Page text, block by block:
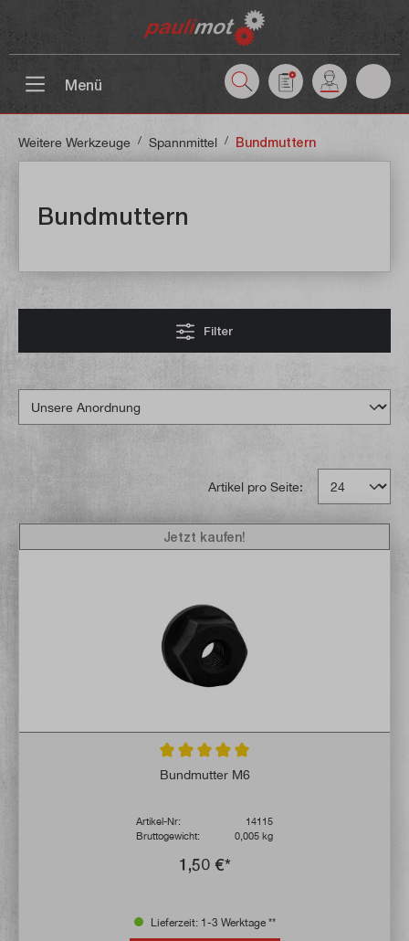
Menü
Weitere Werkzeuge / Spannmittel / Bundmuttern
Bundmuttern
Filter
Artikel pro Seite:
Durchschnittliche Bewertung von 5 von 5
Bundmutter M6
Artikel-Nr:
14115
Bruttogewicht:
0,005 kg
1,50 €*
Jetzt kaufen!
Lieferzeit: 1-3 Werktage **